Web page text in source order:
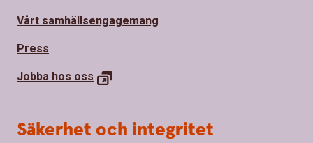
Vårt samhällsengagemang
Press
Jobba hos oss
Säkerhet och integritet